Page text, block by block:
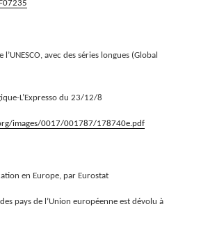
avec des séries longues (Global
L’Expresso du 23/12/8
images/0017/001787/178740e.pdf
en Europe, par Eurostat
pays de l’Union européenne est dévolu à